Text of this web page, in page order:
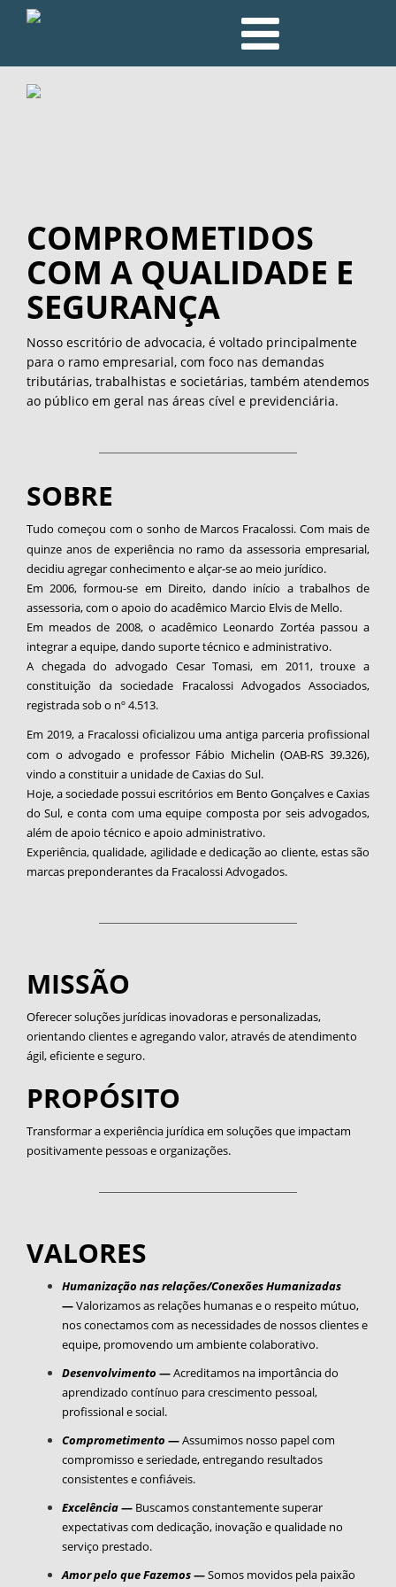
COMPROMETIDOS
COM A QUALIDADE E
SEGURANÇA
Nosso escritório de advocacia, é voltado principalmente
para o ramo empresarial, com foco nas demandas
tributárias, trabalhistas e societárias, também atendemos
ao público em geral nas áreas cível e previdenciária.
SOBRE
Tudo começou com o sonho de Marcos Fracalossi. Com mais de
quinze anos de experiência no ramo da assessoria empresarial,
decidiu agregar conhecimento e alçar-se ao meio jurídico.
Em 2006, formou-se em Direito, dando início a trabalhos de
assessoria, com o apoio do acadêmico Marcio Elvis de Mello.
Em meados de 2008, o acadêmico Leonardo Zortéa passou a
integrar a equipe, dando suporte técnico e administrativo.
A chegada do advogado Cesar Tomasi, em 2011, trouxe a
constituição da sociedade Fracalossi Advogados Associados,
registrada sob o nº 4.513.
Em 2019, a Fracalossi oficializou uma antiga parceria profissional
com o advogado e professor Fábio Michelin (OAB-RS 39.326),
vindo a constituir a unidade de Caxias do Sul.
Hoje, a sociedade possui escritórios em Bento Gonçalves e Caxias
do Sul, e conta com uma equipe composta por seis advogados,
além de apoio técnico e apoio administrativo.
Experiência, qualidade, agilidade e dedicação ao cliente, estas são
marcas preponderantes da Fracalossi Advogados.
MISSÃO
Oferecer soluções jurídicas inovadoras e personalizadas,
orientando clientes e agregando valor, através de atendimento
ágil, eficiente e seguro.
PROPÓSITO
Transformar a experiência jurídica em soluções que impactam
positivamente pessoas e organizações.
VALORES
Humanização nas relações/Conexões Humanizadas
—Valorizamos as relações humanas e o respeito mútuo,
nos conectamos com as necessidades de nossos clientes e
equipe, promovendo um ambiente colaborativo.
Desenvolvimento —Acreditamos na importância do
aprendizado contínuo para crescimento pessoal,
profissional e social.
Comprometimento —Assumimos nosso papel com
compromisso e seriedade, entregando resultados
consistentes e confiáveis.
Excelência— Buscamos constantemente superar
expectativas com dedicação, inovação e qualidade no
serviço prestado.
Amor pelo que Fazemos—Somos movidos pela paixão